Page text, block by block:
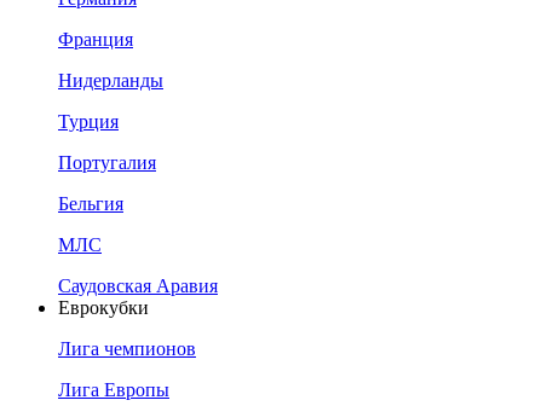
Франция
Нидерланды
Турция
Португалия
Бельгия
МЛС
Саудовская Аравия
Еврокубки
Лига чемпионов
Лига Европы